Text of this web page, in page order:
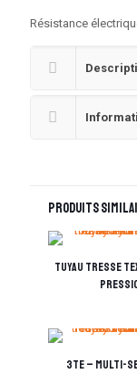
Résistance
Produits
tuyau tresse
3TE – multi-